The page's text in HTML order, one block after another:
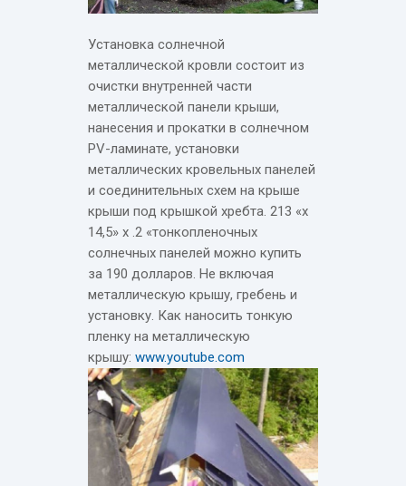
Установка солнечной
металлической кровли состоит из
очистки внутренней части
металлической панели крыши,
нанесения и прокатки в солнечном
PV-ламинате, установки
металлических кровельных панелей
и соединительных схем на крыше
крыши под крышкой хребта. 213 «x
14,5» x .2 «тонкопленочных
солнечных панелей можно купить
за 190 долларов. Не включая
металлическую крышу, гребень и
установку. Как наносить тонкую
пленку на металлическую
крышу: www.youtube.com